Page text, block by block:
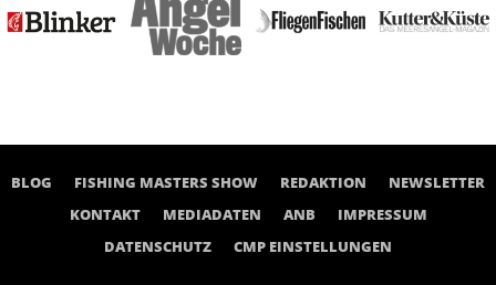
BLOG FISHING MASTERS SHOW REDAKTION
NEWSLETTER
KONTAKT
MEDIADATEN ANB
IMPRESSUM
DATENSCHUTZ
CMP EINSTELLUNGEN